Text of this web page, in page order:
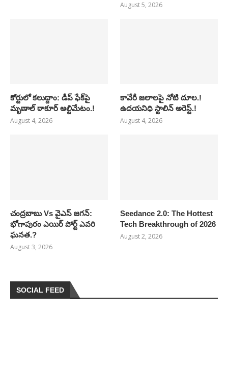
August 5, 2026
కోర్టులో కలుద్దాం: డీప్ ఫేక్‌పై
మృణాల్ ఠాకూర్ అల్టిమేటం.!
August 4, 2026
కావేరీ జలాలపై నోటి దూల.!
ఉదయనిధి స్టాలిన్ అరెస్ట్.!
August 4, 2026
చంద్రబాబు Vs వైఎస్ జగన్:
భోగాపురం ఎయిర్ పోర్ట్ ఎవరి
ఘనత.?
August 3, 2026
Seedance 2.0: The Hottest
Tech Breakthrough of 2026
August 2, 2026
SOCIAL FEED